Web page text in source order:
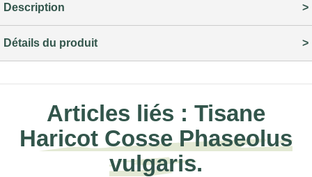
Description
Détails du produit
Articles liés : Tisane
Haricot Cosse Phaseolus
vulgaris.